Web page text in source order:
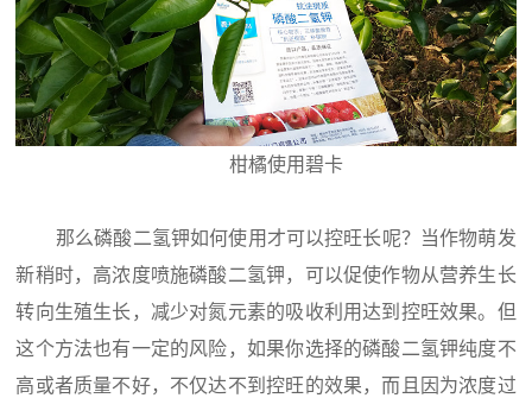
柑橘使用碧卡
那么磷酸二氢钾如何使用才可以控旺长呢？当作物萌发
新稍时，高浓度喷施磷酸二氢钾，可以促使作物从营养生长
转向生殖生长，减少对氮元素的吸收利用达到控旺效果。但
这个方法也有一定的风险，如果你选择的磷酸二氢钾纯度不
高或者质量不好，不仅达不到控旺的效果，而且因为浓度过